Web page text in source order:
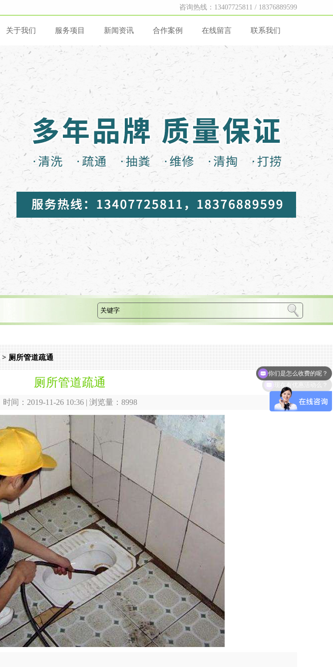
咨询热线：13407725811 / 18376889599
关于我们 服务项目 新闻资讯 合作案例 在线留言 联系我们
> 厕所管道疏通
厕所管道疏通
时间：2019-11-26 10:36 | 浏览量：8998
你们是怎么收费的呢？
现在有优惠活动么？